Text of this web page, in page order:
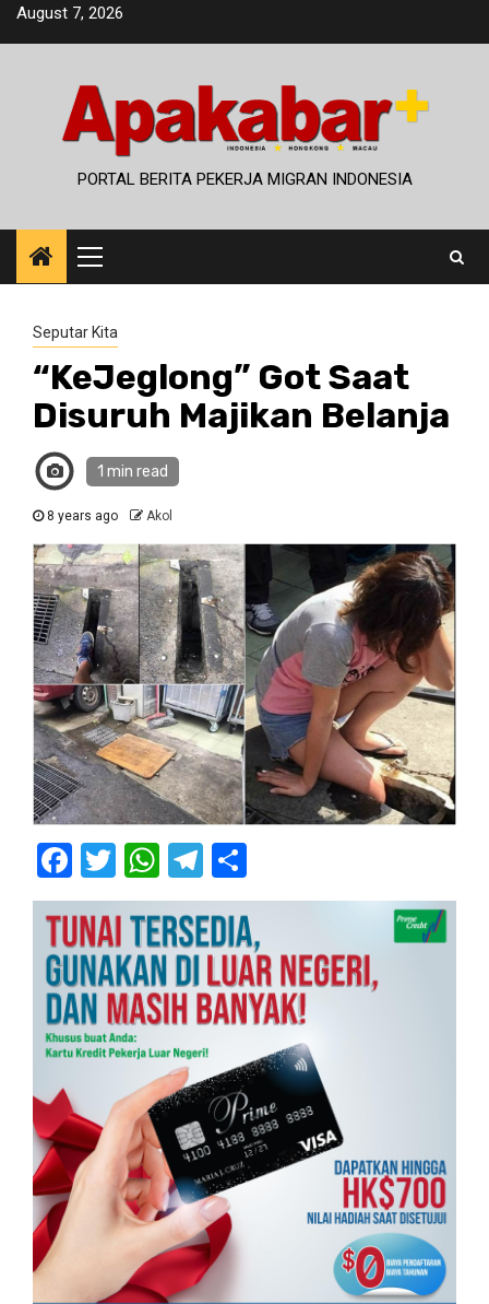
SkipAugust 7, 2026
PORTAL BERITA PEKERJA MIGRAN INDONESIA
Primary
Menu
Seputar Kita
“KeJeglong” Got Saat
Disuruh Majikan Belanja
1 min read
8 years ago Akol
Facebook
Twitter
WhatsApp
Telegram